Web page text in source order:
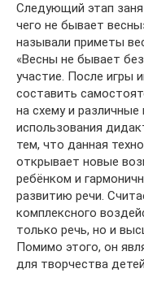
Следующий этап
чего не бывает
называли приметы
«Весны не бывает
участие. После игры
составить
на схему и
использования
тем, что данная
открывает новые
ребёнком и
развитию речи.
комплексного
только речь, но и
Помимо этого, он
для творчества